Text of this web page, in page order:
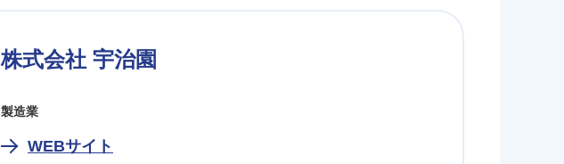
株式会社 宇治園
製造業
WEBサイト